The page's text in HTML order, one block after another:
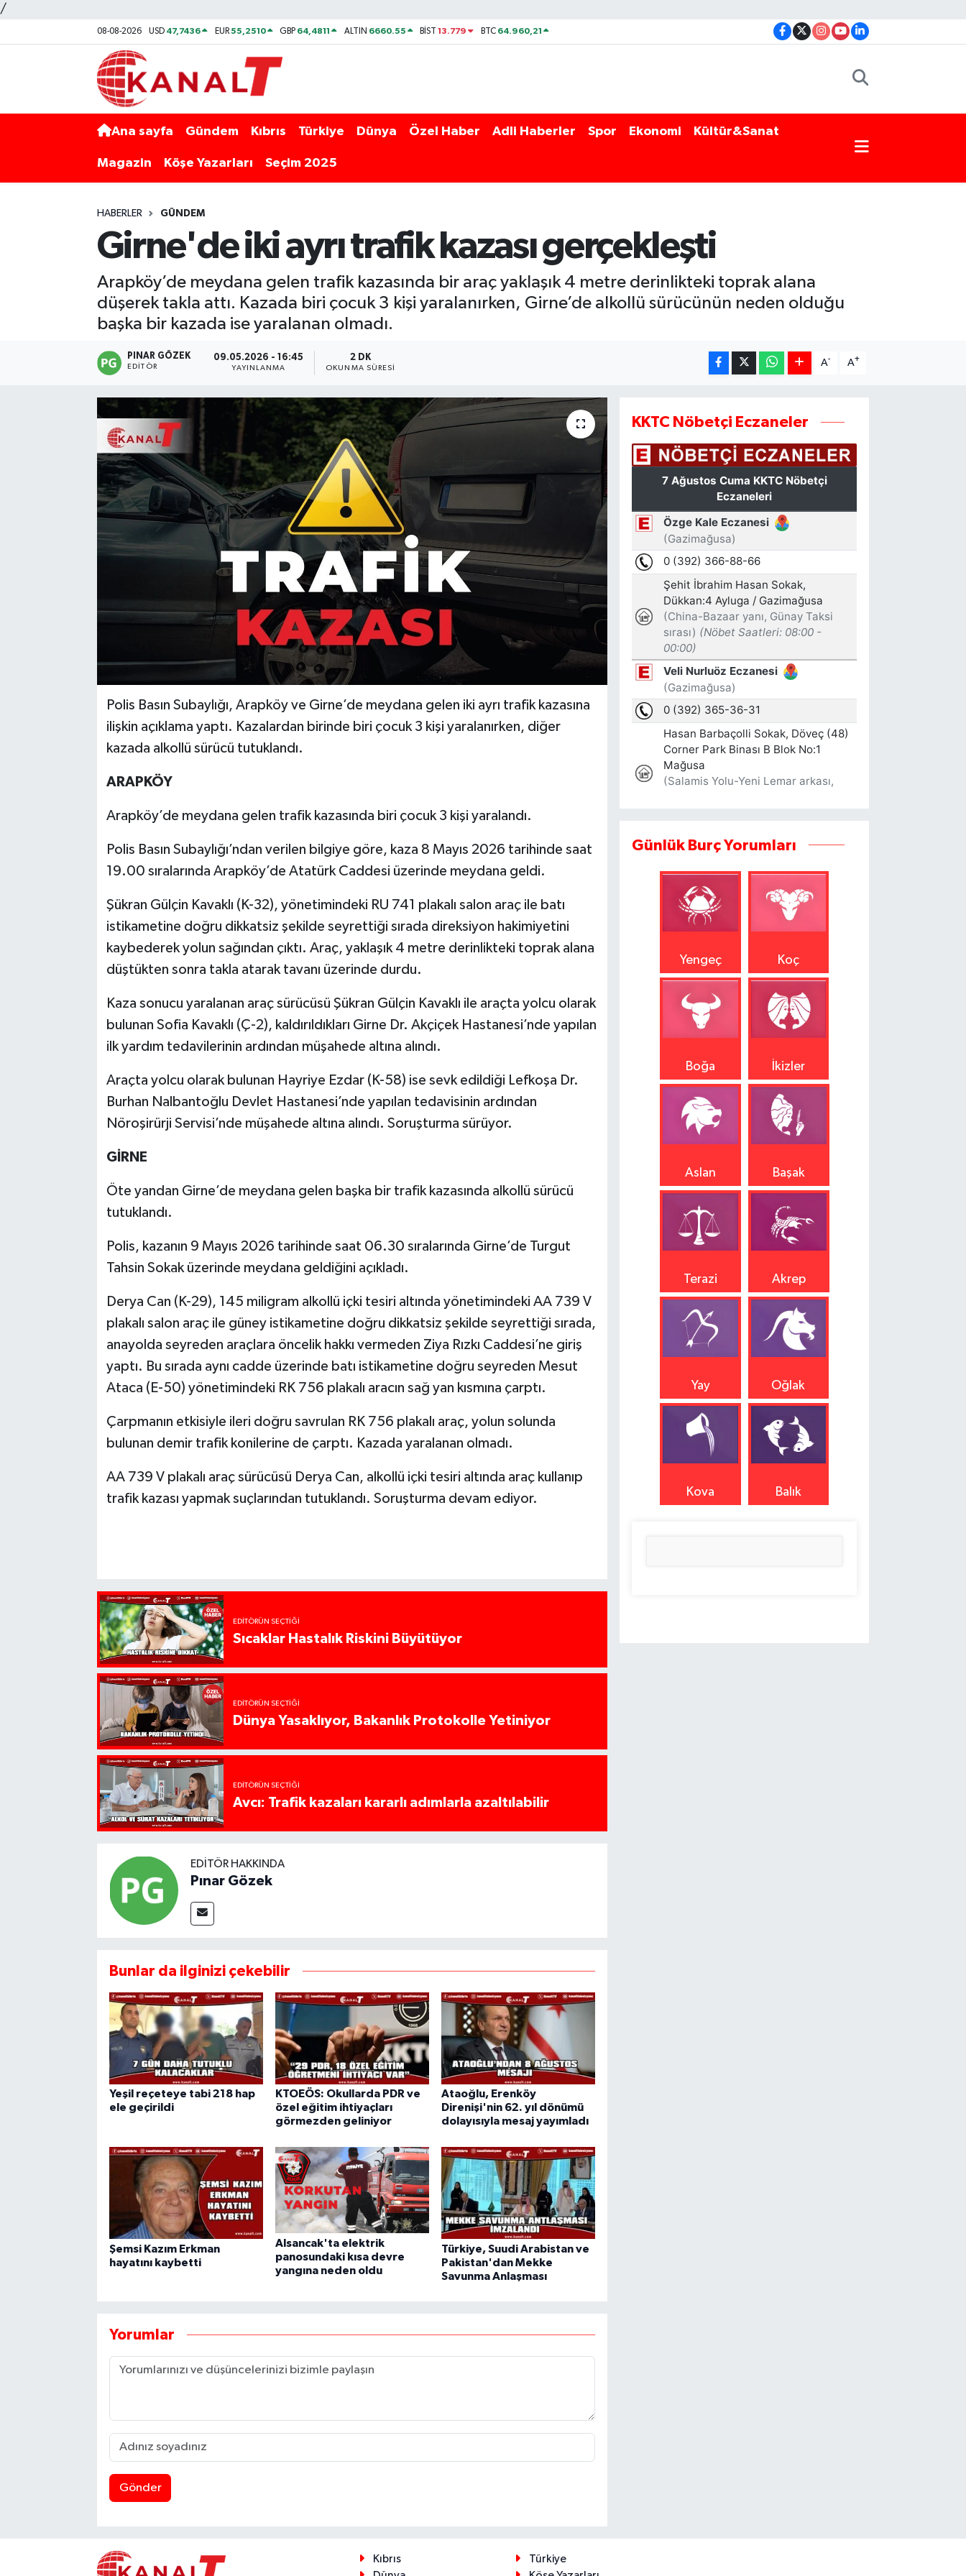
/
08-08-2026 USD 47,7436 EUR55,2510 GBP 64,4811 ALTIN 6660.55 BİST13.779 BTC 64.960,21
Ana sayfa Gündem Kıbrıs Türkiye Dünya Özel Haber Adli Haberler Spor Ekonomi Kültür&Sanat
Magazin Köşe Yazarları Seçim 2025
HABERLER GÜNDEM
Girne'de iki ayrı trafik kazası gerçekleşti
Arapköy’de meydana gelen trafik kazasında bir araç yaklaşık 4 metre derinlikteki toprak alana
düşerek takla attı. Kazada biri çocuk 3 kişi yaralanırken, Girne’de alkollü sürücünün neden olduğu
başka bir kazada ise yaralanan olmadı.
PINAR GÖZEK
EDITÖR
09.05.2026 - 16:45
YAYINLANMA
2 DK
OKUNMA SÜRESI
A- A+
Polis Basın Subaylığı, Arapköy ve Girne’de meydana gelen iki ayrı trafik kazasına
ilişkin açıklama yaptı. Kazalardan birinde biri çocuk 3 kişi yaralanırken, diğer
kazada alkollü sürücü tutuklandı.
ARAPKÖY
Arapköy’de meydana gelen trafik kazasında biri çocuk 3 kişi yaralandı.
Polis Basın Subaylığı’ndan verilen bilgiye göre, kaza 8 Mayıs 2026 tarihinde saat
19.00 sıralarında Arapköy’de Atatürk Caddesi üzerinde meydana geldi.
Şükran Gülçin Kavaklı (K-32), yönetimindeki RU 741 plakalı salon araç ile batı
istikametine doğru dikkatsiz şekilde seyrettiği sırada direksiyon hakimiyetini
kaybederek yolun sağından çıktı. Araç, yaklaşık 4 metre derinlikteki toprak alana
düştükten sonra takla atarak tavanı üzerinde durdu.
Kaza sonucu yaralanan araç sürücüsü Şükran Gülçin Kavaklı ile araçta yolcu olarak
bulunan Sofia Kavaklı (Ç-2), kaldırıldıkları Girne Dr. Akçiçek Hastanesi’nde yapılan
ilk yardım tedavilerinin ardından müşahede altına alındı.
Araçta yolcu olarak bulunan Hayriye Ezdar (K-58) ise sevk edildiği Lefkoşa Dr.
Burhan Nalbantoğlu Devlet Hastanesi’nde yapılan tedavisinin ardından
Nöroşirürji Servisi’nde müşahede altına alındı. Soruşturma sürüyor.
GİRNE
Öte yandan Girne’de meydana gelen başka bir trafik kazasında alkollü sürücü
tutuklandı.
Polis, kazanın 9 Mayıs 2026 tarihinde saat 06.30 sıralarında Girne’de Turgut
Tahsin Sokak üzerinde meydana geldiğini açıkladı.
Derya Can (K-29), 145 miligram alkollü içki tesiri altında yönetimindeki AA 739 V
plakalı salon araç ile güney istikametine doğru dikkatsiz şekilde seyrettiği sırada,
anayolda seyreden araçlara öncelik hakkı vermeden Ziya Rızkı Caddesi’ne giriş
yaptı. Bu sırada aynı cadde üzerinde batı istikametine doğru seyreden Mesut
Ataca (E-50) yönetimindeki RK 756 plakalı aracın sağ yan kısmına çarptı.
Çarpmanın etkisiyle ileri doğru savrulan RK 756 plakalı araç, yolun solunda
bulunan demir trafik konilerine de çarptı. Kazada yaralanan olmadı.
AA 739 V plakalı araç sürücüsü Derya Can, alkollü içki tesiri altında araç kullanıp
trafik kazası yapmak suçlarından tutuklandı. Soruşturma devam ediyor.
EDITÖRÜN SEÇTIĞI
Sıcaklar Hastalık Riskini Büyütüyor
EDITÖRÜN SEÇTIĞI
Dünya Yasaklıyor, Bakanlık Protokolle Yetiniyor
EDITÖRÜN SEÇTIĞI
Avcı: Trafik kazaları kararlı adımlarla azaltılabilir
EDITÖR HAKKINDA
Pınar Gözek
Bunlar da ilginizi çekebilir
Yeşil reçeteye tabi 218 hap
ele geçirildi
KTOEÖS: Okullarda PDR ve
özel eğitim ihtiyaçları
görmezden geliniyor
Ataoğlu, Erenköy
Direnişi'nin 62. yıl dönümü
dolayısıyla mesaj yayımladı
Şemsi Kazım Erkman
hayatını kaybetti
Alsancak'ta elektrik
panosundaki kısa devre
yangına neden oldu
Türkiye, Suudi Arabistan ve
Pakistan'dan Mekke
Savunma Anlaşması
Yorumlar
Gönder
KKTC Nöbetçi Eczaneler
Günlük Burç Yorumları
Yengeç Koç
Boğa İkizler
Aslan Başak
Terazi Akrep
Yay Oğlak
Kova Balık
Kıbrıs
Türkiye